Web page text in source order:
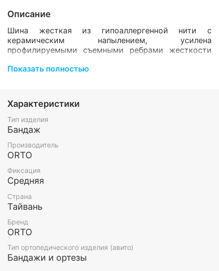
Описание
Шина жесткая из гипоаллергенной нити с
керамическим напылением, усилена
профилируемыми съемными ребрами жесткости
тыльной) и двумя эластичными фиксирующими
осуществляет наружную жесткую фиксацию
от верхней трети предплечья до середины
кисти;
является альтернативой гипсовой лонгете.
Показания:
вколоченный перелом, повреждения
сухожилий, мышц) и операций;
остеохондропатия, остеоартроз
(деформирующий артроз)
тендовагиниты, стиллоидиты, бурситы в
период реабилитации и для профилактики
рецидивов;
Показать полностью
Характеристики
Тип изделия
Бандаж
Производитель
ORTO
Фиксация
Средняя
Страна
Тайвань
Бренд
ORTO
Тип ортопедического изделия (авито)
Бандажи и ортезы